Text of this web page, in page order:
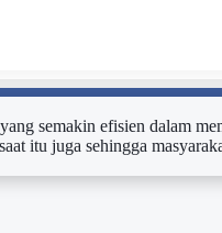
semakin efisien dalam
itu juga sehingga